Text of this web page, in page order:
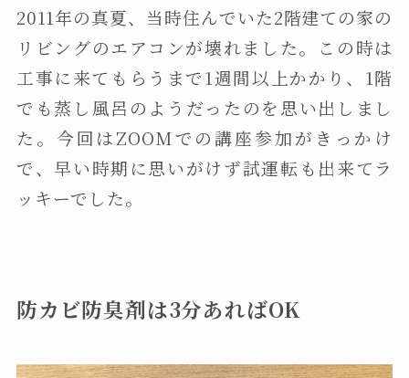
2011年の真夏、当時住んでいた2階建ての家の
リビングのエアコンが壊れました。この時は
工事に来てもらうまで1週間以上かかり、1階
でも蒸し風呂のようだったのを思い出しまし
た。今回はZOOMでの講座参加がきっかけ
で、早い時期に思いがけず試運転も出来てラ
ッキーでした。
防カビ防臭剤は3分あればOK